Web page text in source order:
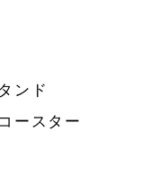
ンド
ースター